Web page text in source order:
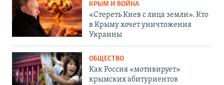
КРЫМ И ВОЙНА
«Стереть Киев с лица земли». Кто
в Крыму хочет уничтожения
Украины
ОБЩЕСТВО
Как Россия «мотивирует»
крымских абитуриентов